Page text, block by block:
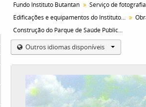
Fundo Instituto Butantan Serviço de fotografia
Edificações e equipamentos do Instituto Butantan
Construção do Parque de Saúde Pública do Instituto Butantan. Vista de um dos lagos construídos com uma pequena ilha, para uso das aves aquáticas que eram atraídas pelo local.
Outros idiomas disponíveis